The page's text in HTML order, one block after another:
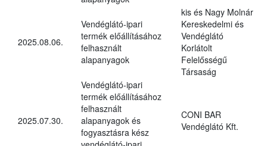
2025.08.06.
Vendéglátó-ipari
termék előállításához
felhasznált
alapanyagok
kis és Nagy Molnár
Kereskedelmi és
Vendéglátó
Korlátolt
Felelősségű
Társaság
2025.07.30.
Vendéglátó-ipari
termék előállításához
felhasznált
alapanyagok és
fogyasztásra kész
CONI BAR
Vendéglátó Kft.